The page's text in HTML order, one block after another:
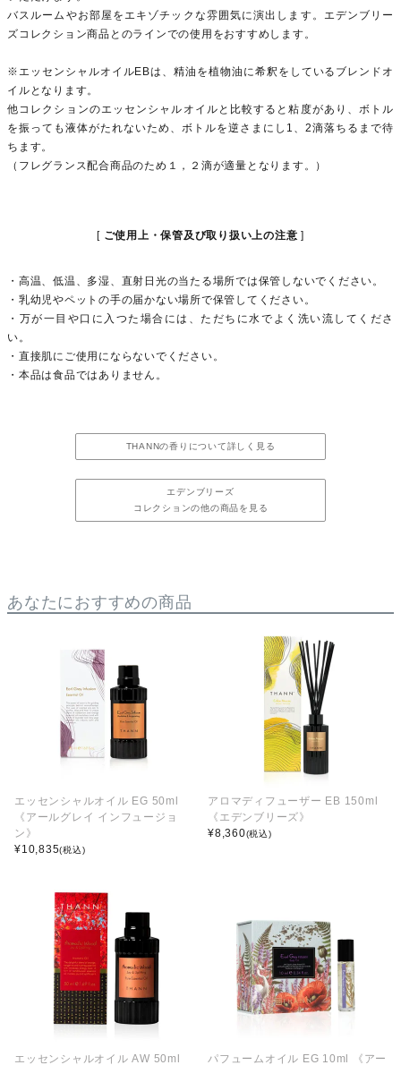
バスルームやお部屋をエキゾチックな雰囲気に演出します。エデンブリー
ズコレクション商品とのラインでの使用をおすすめします。
※エッセンシャルオイルEBは、精油を植物油に希釈をしているブレンドオ
イルとなります。
他コレクションのエッセンシャルオイルと比較すると粘度があり、ボトル
を振っても液体がたれないため、ボトルを逆さまにし1、2滴落ちるまで待
ちます。
（フレグランス配合商品のため１，２滴が適量となります。）
ご使用上・保管及び取り扱い上の注意
・高温、低温、多湿、直射日光の当たる場所では保管しないでください。
・乳幼児やペットの手の届かない場所で保管してください。
・万が一目や口に入つた場合には、ただちに水でよく洗い流してくださ
い。
・直接肌にご使用にならないでください。
・本品は食品ではありません。
THANNの香りについて詳しく見る
エデンブリーズ
コレクションの他の商品を見る
あなたにおすすめの商品
エッセンシャルオイル EG 50ml
《アールグレイ インフュージョ
ン》
¥10,835(税込)
アロマディフューザー EB 150ml
《エデンブリーズ》
¥8,360(税込)
エッセンシャルオイル AW 50ml
パフュームオイル EG 10ml 《アー